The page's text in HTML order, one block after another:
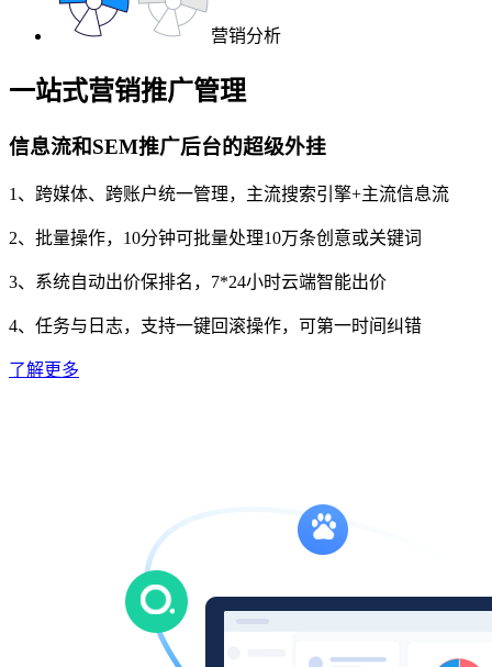
营销分析
一站式营销推广管理
信息流和SEM推广后台的超级外挂
1、跨媒体、跨账户统一管理，主流搜索引擎+主流信息流
2、批量操作，10分钟可批量处理10万条创意或关键词
3、系统自动出价保排名，7*24小时云端智能出价
4、任务与日志，支持一键回滚操作，可第一时间纠错
了解更多